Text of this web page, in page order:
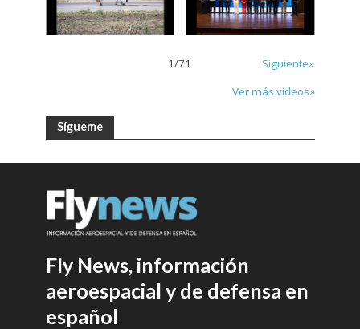
1/71
Siguiente»
Ver más vídeos»
Sígueme
Fly News, información
aeroespacial y de defensa en
español